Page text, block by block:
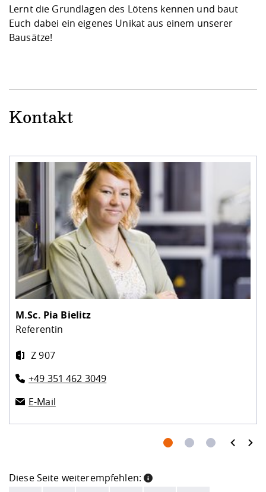
Lernt die Grundlagen des Lötens kennen und baut
Euch dabei ein eigenes Unikat aus einem unserer
Bausätze!
Kontakt
M.Sc. Pia Bielitz
Referentin
Z 907
+49 351 462 3049
E-Mail
prev next
Diese Seite weiterempfehlen: